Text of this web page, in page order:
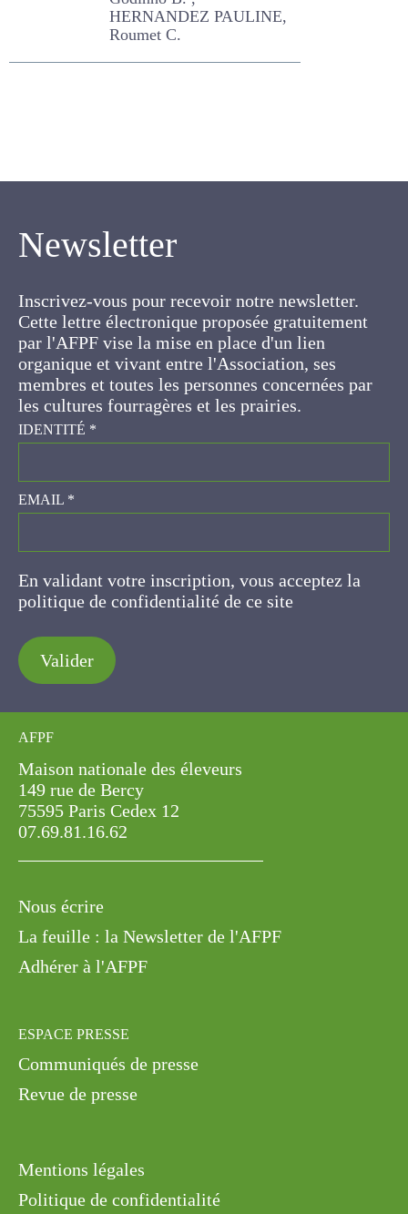
Newsletter
Inscrivez-vous pour recevoir notre newsletter.
gratuitement par l'AFPF vise la mise en place
d'un lien organique et vivant entre l'Association,
ses membres et toutes les personnes
concernées par les cultures fourragères et les
prairies.
IDENTITÉ*
EMAIL*
En validant votre inscription, vous acceptez la
politique de confidentialité de ce site
Valider
AFPF
Maison nationale des éleveurs
149 rue de Bercy
75595 Paris Cedex 12
07.69.81.16.62
La feuille : la Newsletter de l'AFPF
Adhérer à l'AFPF
Communiqués de presse
Revue de presse
Politique de confidentialité